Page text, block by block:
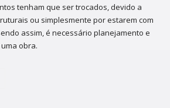
tenham que ser trocados, devido a
ou simplesmente por estarem com
assim, é necessário planejamento e
obra.